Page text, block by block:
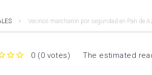
Vecinos marcharon por seguridad en Pan de
0 (0 votes) The estimated